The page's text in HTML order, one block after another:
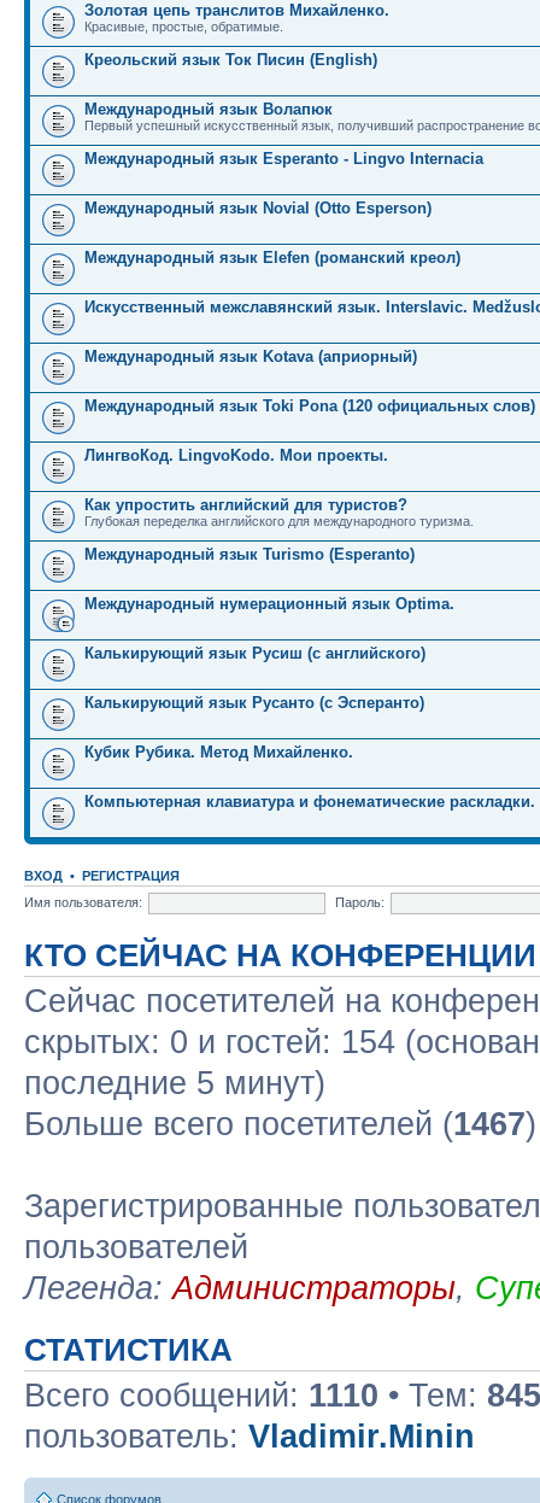
Золотая цепь транслитов Михайленко.
Красивые, простые, обратимые.
Креольский язык Ток Писин (English)
Международный язык Волапюк
Первый успешный искусственный язык, получивший распространение
Международный язык Esperanto - Lingvo Internacia
Международный язык Novial (Otto Esperson)
Международный язык Elefen (романский креол)
Искусственный межславянский язык. Interslavic.
Международный язык Kotava (априорный)
Международный язык Toki Pona (120 официальных слов)
ЛингвоКод. LingvoKodo. Мои проекты.
Как упростить английский для туристов?
Глубокая переделка английского для международного туризма.
Международный язык Turismo (Esperanto)
Международный нумерационный язык Optima.
Калькирующий язык Русиш (с английского)
Калькирующий язык Русанто (с Эсперанто)
Кубик Рубика. Метод Михайленко.
Компьютерная клавиатура и фонематические раскладки.
ВХОД • РЕГИСТРАЦИЯ
Имя пользователя:
Пароль:
КТО СЕЙЧАС НА КОНФЕРЕНЦИИ
Сейчас посетителей на
скрытых: 0 и гостей: 154
последние 5 минут)
Больше всего посетителей (1467
Зарегистрированные
пользователей
Легенда:Администраторы,
СТАТИСТИКА
Всего сообщений: 1110 • Тем: 845
пользователь: Vladimir.Minin
Список форумов